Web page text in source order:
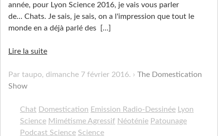
année, pour Lyon Science 2016, je vais vous parler
de… Chats. Je sais, je sais, on a l'impression que tout le
monde en a déjà parlé des
[…]
Lire la suite
Par taupo, dimanche 7 février 2016.
The Domestication
Show
Chat Domestication Emission Radio-Dessinée Lyon
Science Mimétisme Agressif Néoténie Patounage
Podcast Science Science